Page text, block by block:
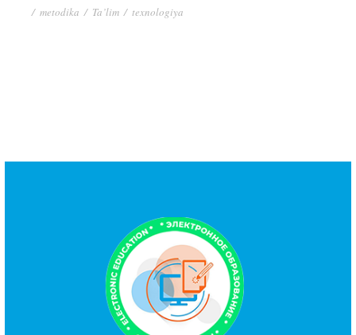
/ metodika / Ta’lim / texnologiya